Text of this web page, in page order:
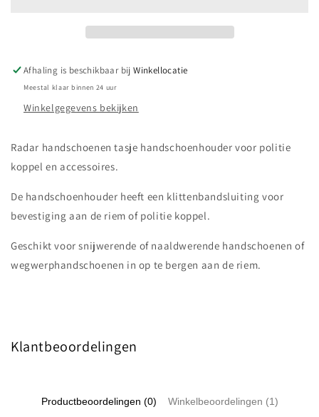
Afhaling is beschikbaar bijWinkellocatie
Meestal klaar binnen 24 uur
Winkelgegevens bekijken
Radar handschoenen tasje handschoenhouder voor politie
koppel en accessoires.
De handschoenhouder heeft een klittenbandsluiting voor
bevestiging aan de riem of politie koppel.
Geschikt voor snijwerende of naaldwerende handschoenen of
wegwerphandschoenen in op te bergen aan de riem.
Klantbeoordelingen
Productbeoordelingen (0) Winkelbeoordelingen (1)